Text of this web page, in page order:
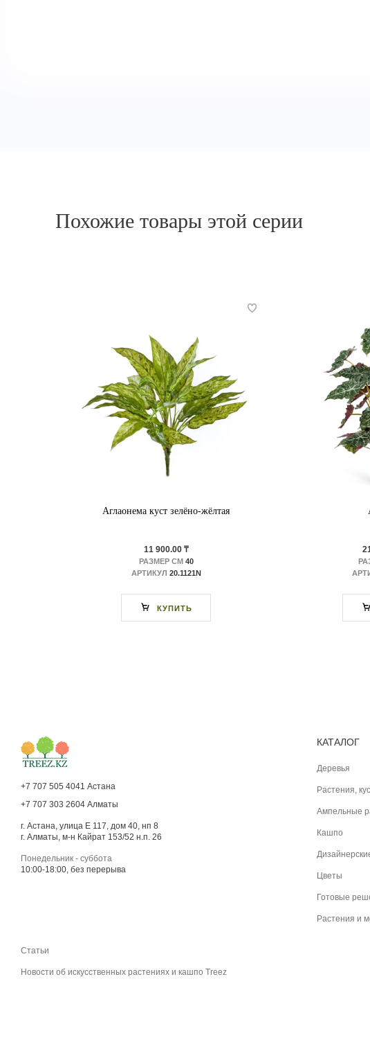
Похожие товары этой серии
Аглаонема куст зелёно-жёлтая
11 900.00 ₸
РАЗМЕР СМ40
АРТИКУЛ 20.1121N
КУПИТЬ
КАТАЛОГ
Деревья
Растения,
Ампельные
Кашпо
Цветы
Готовые
Растения и
Статьи
Новости об искусственных растениях и кашпо Treez
+7 707 505 4041 Астана
+7 707 303 2604 Алматы
г. Астана, улица Е 117, дом 40, нп 8
г. Алматы, м-н Кайрат 153/52 н.п. 26
Понедельник - суббота
10:00-18:00, без перерыва